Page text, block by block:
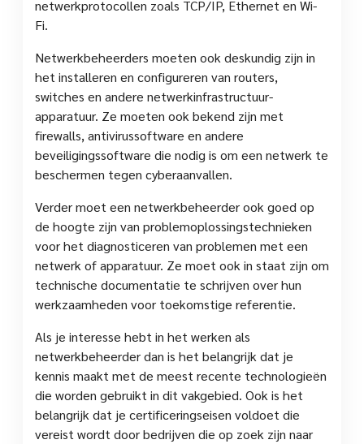
netwerkprotocollen zoals TCP/IP, Ethernet en Wi-
Fi.
Netwerkbeheerders moeten ook deskundig zijn in
het installeren en configureren van routers,
switches en andere netwerkinfrastructuur-
apparatuur. Ze moeten ook bekend zijn met
firewalls, antivirussoftware en andere
beveiligingssoftware die nodig is om een netwerk te
beschermen tegen cyberaanvallen.
Verder moet een netwerkbeheerder ook goed op
de hoogte zijn van problemoplossingstechnieken
voor het diagnosticeren van problemen met een
netwerk of apparatuur. Ze moet ook in staat zijn om
technische documentatie te schrijven over hun
werkzaamheden voor toekomstige referentie.
Als je interesse hebt in het werken als
netwerkbeheerder dan is het belangrijk dat je
kennis maakt met de meest recente technologieën
die worden gebruikt in dit vakgebied. Ook is het
belangrijk dat je certificeringseisen voldoet die
vereist wordt door bedrijven die op zoek zijn naar